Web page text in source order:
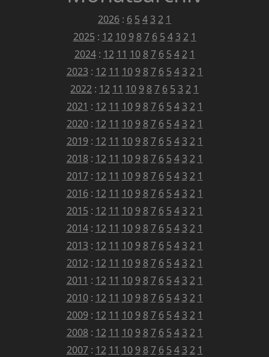
2026 : 6 5 43 2 1
2025 : 12 10 9 8 7 6 5 4 3 2 1
2024: 12 11 10 8 7 6 5 4 2 1
2023 : 12 11 10 9 8 7 6 5 4 3 2 1
2022 : 12 11 10 9 87 6 5 3 2 1
2021 : 12 11 10 9 8 7 6 5 4 3 2 1
2020: 12 11 10 9 8 7 6 5 4 3 2 1
2019: 12 11 10 9 8 7 6 5 4 3 2 1
2018: 12 11 10 9 8 7 6 5 4 3 2 1
2017: 12 11 10 9 8 7 6 5 4 3 2 1
2016: 12 11 10 9 8 7 6 5 4 3 2 1
2015 : 12 11 10 9 8 7 6 5 4 3 2 1
2014: 12 11 10 9 8 7 6 5 4 3 2 1
2013 : 12 11 10 9 8 7 6 5 4 3 2 1
2012: 12 11 10 9 8 7 6 5 4 3 2 1
2011 : 12 11 10 9 8 7 6 5 4 3 2 1
2010: 12 11 10 9 8 7 6 5 4 3 2 1
2009: 12 11 10 9 8 7 6 5 4 3 2 1
2008: 12 11 10 9 8 7 6 5 4 3 2 1
2007: 12 11 10 9 8 7 6 5 4 3 2 1